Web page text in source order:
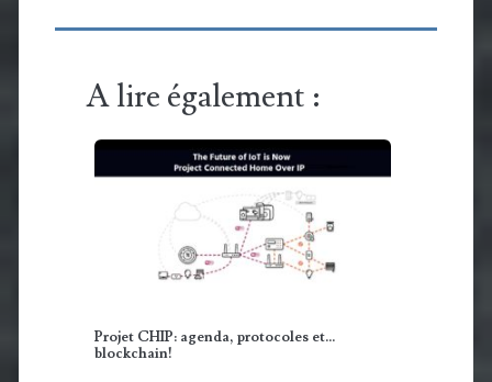
A lire également :
Projet CHIP: agenda, protocoles et...
blockchain!